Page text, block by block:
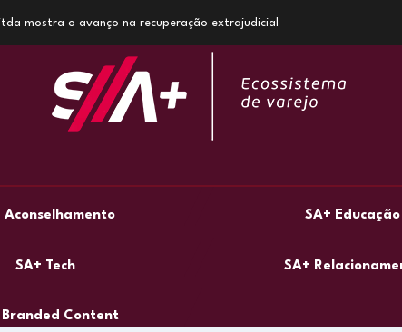
mostra o avanço na recuperação extrajudicial
Aconselhamento SA+ Educação
SA+ Tech SA+
Branded Content